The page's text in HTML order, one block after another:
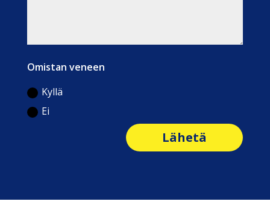
Omistan veneen
Kyllä
Ei
Lähetä